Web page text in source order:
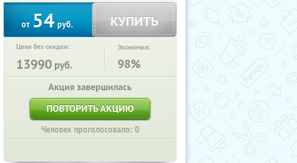
от 54руб. КУПИТЬ
Цена без скидки:
13990 руб.
Экономия:
98%
Акция завершилась
ПОВТОРИТЬ АКЦИЮ
Человек проголосовало: 0